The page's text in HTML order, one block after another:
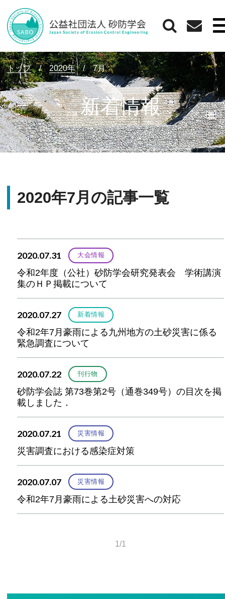
新着情報
トップ / 2020年 / 7月
2020年7月の記事一覧
2020.07.31 大会情報
令和2年度（公社）砂防学会研究発表会 学術講演
集のＨＰ掲載について
2020.07.27 新着情報
令和2年7月豪雨による九州地方の土砂災害に係る
緊急調査について
2020.07.22 刊行物
砂防学会誌 第73巻第2号（通巻349号）の目次を掲
載しました．
2020.07.21 災害情報
災害調査における感染症対策
2020.07.07 災害情報
令和2年7月豪雨による土砂災害への対応
1/1